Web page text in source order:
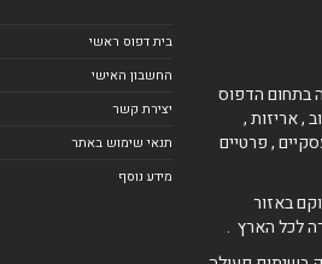
בתחום הדפוס
, אריזות ,
מ 15.000 לקוחות עסקיים , פרטיים
באזור
לכל הארץ .
בית דפוס ראשי
החשבון האישי
יצירת קשר
תנאי שימוש באתר
מידע נוסף